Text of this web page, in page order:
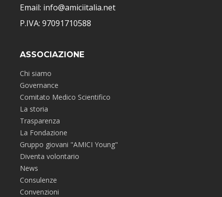
Email: info@amiciitalia.net
P.IVA: 97091710588
ASSOCIAZIONE
Chi siamo
Governance
Comitato Medico Scientifico
La storia
Trasparenza
La Fondazione
Gruppo giovani "AMICI Young"
Diventa volontario
News
Consulenze
Convenzioni